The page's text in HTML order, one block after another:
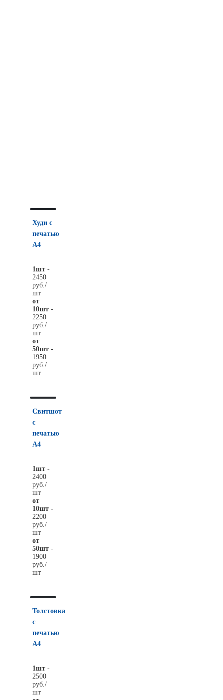
Худи с
печатью
А4
1шт -
2450
руб./
шт
от
10шт -
2250
руб./
шт
от
50шт -
1950
руб./
шт
Свитшот
с
печатью
А4
1шт -
2400
руб./
шт
от
10шт -
2200
руб./
шт
от
50шт -
1900
руб./
шт
Толстовка
с
печатью
А4
1шт -
2500
руб./
шт